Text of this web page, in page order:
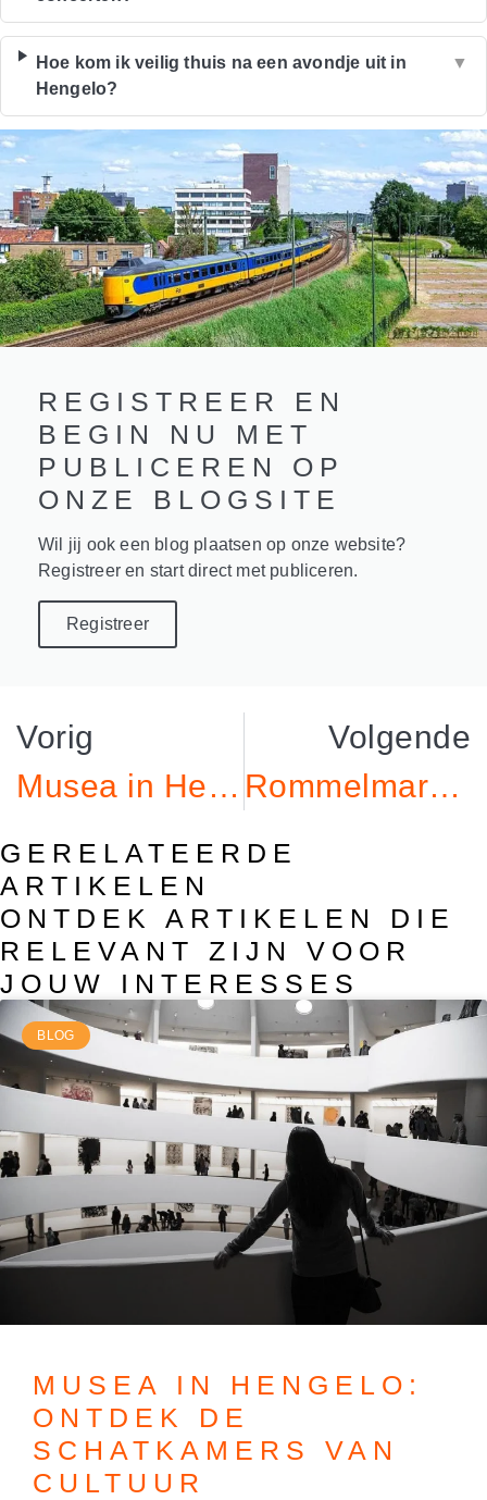
Hoe kom ik veilig thuis na een avondje uit in
Hengelo?
▼
REGISTREER EN
BEGIN NU MET
PUBLICEREN OP
ONZE BLOGSITE
Wil jij ook een blog plaatsen op onze website?
Registreer en start direct met publiceren.
Registreer
Vorig
Musea in Hengelo: Ontdek de Schatkamers van Cultuur
Volgende
Rommelmarkt in Hengelo: Een Dag vol Schatzoeken
GERELATEERDE
ARTIKELEN
ONTDEK ARTIKELEN DIE
RELEVANT ZIJN VOOR
JOUW INTERESSES
BLOG
MUSEA IN HENGELO:
ONTDEK DE
SCHATKAMERS VAN
CULTUUR